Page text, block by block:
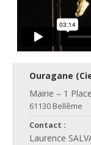
Ouragane
Mairie – 1
61130 Bellême
Contact :
Laurence